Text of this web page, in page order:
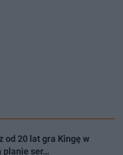
od 20 lat gra Kingę w
planie ser…